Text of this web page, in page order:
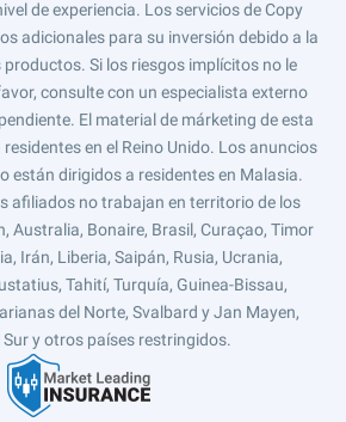
de experiencia. Los servicios de Copy
adicionales para su inversión debido a la
Si los riesgos implícitos no le
consulte con un especialista externo
El material de márketing de esta
en el Reino Unido. Los anuncios
están dirigidos a residentes en Malasia.
afiliados no trabajan en territorio de los
Australia, Bonaire, Brasil, Curaçao, Timor
Irán, Liberia, Saipán, Rusia, Ucrania,
Tahití, Turquía, Guinea-Bissau,
del Norte, Svalbard y Jan Mayen,
Sur y otros países restringidos.